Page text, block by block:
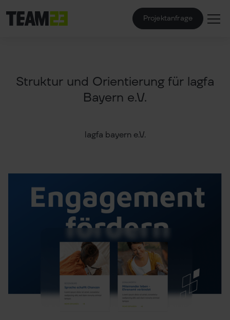
Projektanfrage
Struktur und Orientierung für lagfa
Bayern e.V.
lagfa bayern e.V.